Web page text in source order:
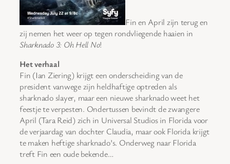
Fin en April zijn terug en
zij nemen het weer op tegen rondvliegende haaien in
Sharknado 3: Oh Hell No!
Het verhaal
Fin (Ian Ziering) krijgt een onderscheiding van de
president vanwege zijn heldhaftige optreden als
sharknado slayer, maar een nieuwe sharknado weet het
feestje te verpesten. Ondertussen bevindt de zwangere
April (Tara Reid) zich in Universal Studios in Florida voor
de verjaardag van dochter Claudia, maar ook Florida krijgt
te maken heftige sharknado’s. Onderweg naar Florida
treft Fin een oude bekende…